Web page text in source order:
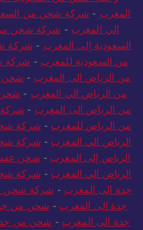
المغرب - شركة شحن من
الي المغرب - شركة شحن من
السعودية إلى المغرب - شركة
من السعودية للمغرب - شركة
من الرياض الى المغرب - شحن
من الرياض الي المغرب - شحن
من الرياض الى المغرب -
من الرياض للمغرب - شركة
الرياض الي المغرب - شركة
الرياض إلى المغرب - شحن
الرياض الي المغرب - شركة
جدة الى المغرب - شركة شحن
جدة الى المغرب - شحن من
جدة الى المغرب - شحن من